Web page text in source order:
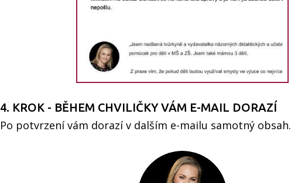
4. KROK - BĚHEM CHVILIČKY VÁM E-MAIL DORAZÍ
Po potvrzení vám dorazí v dalším e-mailu samotný obsah.